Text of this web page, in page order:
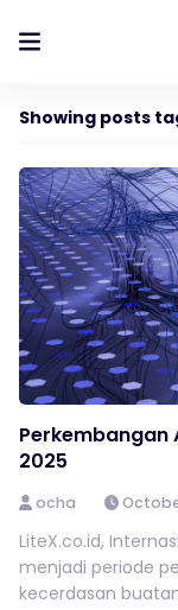
Showing posts
Perkembangan
2025
ocha
LiteX.co.id,
menjadi periode
kecerdasan